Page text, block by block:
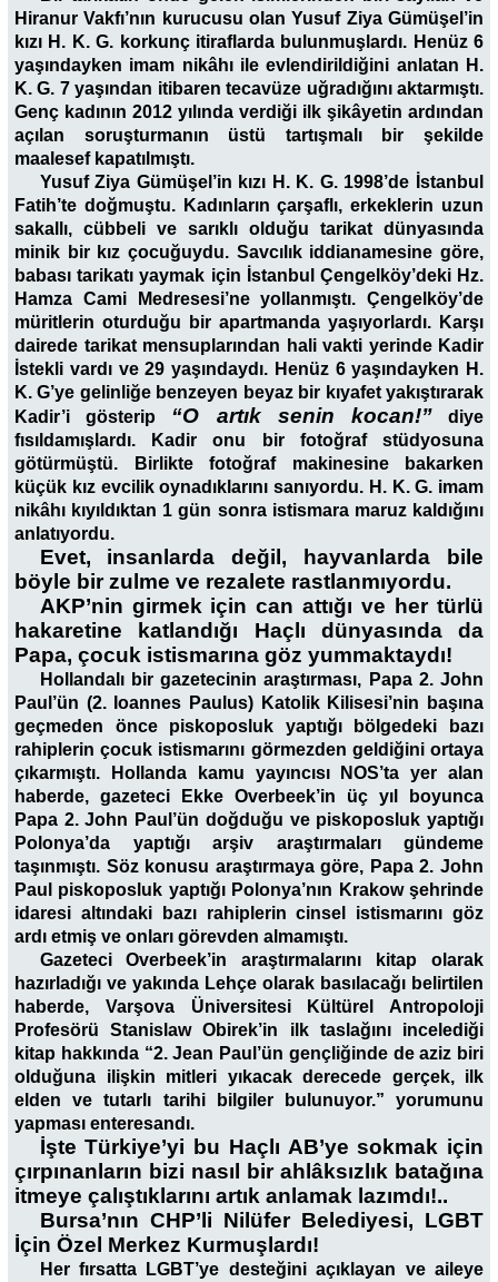
Hiranur Vakfı’nın kurucusu olan Yusuf Ziya Gümüşel’in
kızı H. K. G. korkunç itiraflarda bulunmuşlardı. Henüz 6
yaşındayken imam nikâhı ile evlendirildiğini anlatan H.
K. G. 7 yaşından itibaren tecavüze uğradığını aktarmıştı.
Genç kadının 2012 yılında verdiği ilk şikâyetin ardından
açılan soruşturmanın üstü tartışmalı bir şekilde
maalesef kapatılmıştı.
Yusuf Ziya Gümüşel’in kızı H. K. G. 1998’de İstanbul
Fatih’te doğmuştu. Kadınların çarşaflı, erkeklerin uzun
sakallı, cübbeli ve sarıklı olduğu tarikat dünyasında
minik bir kız çocuğuydu. Savcılık iddianamesine göre,
babası tarikatı yaymak için İstanbul Çengelköy’deki Hz.
Hamza Cami Medresesi’ne yollanmıştı. Çengelköy’de
müritlerin oturduğu bir apartmanda yaşıyorlardı. Karşı
dairede tarikat mensuplarından hali vakti yerinde Kadir
İstekli vardı ve 29 yaşındaydı. Henüz 6 yaşındayken H.
K. G’ye gelinliğe benzeyen beyaz bir kıyafet yakıştırarak
Kadir’i gösterip “O artık senin kocan!”diye
fısıldamışlardı. Kadir onu bir fotoğraf stüdyosuna
götürmüştü. Birlikte fotoğraf makinesine bakarken
küçük kız evcilik oynadıklarını sanıyordu. H. K. G. imam
nikâhı kıyıldıktan 1 gün sonra istismara maruz kaldığını
anlatıyordu.
Evet, insanlarda değil, hayvanlarda bile
böyle bir zulme ve rezalete rastlanmıyordu.
AKP’nin girmek için can attığı ve her türlü
hakaretine katlandığı Haçlı dünyasında da
Papa, çocuk istismarına göz yummaktaydı!
Hollandalı bir gazetecinin araştırması, Papa 2. John
Paul’ün (2. Ioannes Paulus) Katolik Kilisesi’nin başına
geçmeden önce piskoposluk yaptığı bölgedeki bazı
rahiplerin çocuk istismarını görmezden geldiğini ortaya
çıkarmıştı. Hollanda kamu yayıncısı NOS’ta yer alan
haberde, gazeteci Ekke Overbeek’in üç yıl boyunca
Papa 2. John Paul’ün doğduğu ve piskoposluk yaptığı
Polonya’da yaptığı arşiv araştırmaları gündeme
taşınmıştı. Söz konusu araştırmaya göre, Papa 2. John
Paul piskoposluk yaptığı Polonya’nın Krakow şehrinde
idaresi altındaki bazı rahiplerin cinsel istismarını göz
ardı etmiş ve onları görevden almamıştı.
Gazeteci Overbeek’in araştırmalarını kitap olarak
hazırladığı ve yakında Lehçe olarak basılacağı belirtilen
haberde, Varşova Üniversitesi Kültürel Antropoloji
Profesörü Stanislaw Obirek’in ilk taslağını incelediği
kitap hakkında “2. Jean Paul’ün gençliğinde de aziz biri
olduğuna ilişkin mitleri yıkacak derecede gerçek, ilk
elden ve tutarlı tarihi bilgiler bulunuyor.” yorumunu
yapması enteresandı.
İşte Türkiye’yi bu Haçlı AB’ye sokmak için
çırpınanların bizi nasıl bir ahlâksızlık batağına
itmeye çalıştıklarını artık anlamak lazımdı!..
Bursa’nın CHP’li Nilüfer Belediyesi, LGBT
İçin Özel Merkez Kurmuşlardı!
Her fırsatta LGBT’ye desteğini açıklayan ve aileye